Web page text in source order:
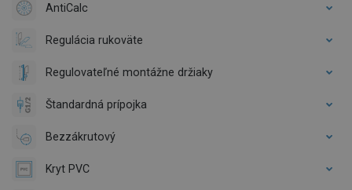
AntiCalc
Regulácia rukoväte
Regulovateľné montážne držiaky
Štandardná prípojka
Bezzákrutový
Kryt PVC